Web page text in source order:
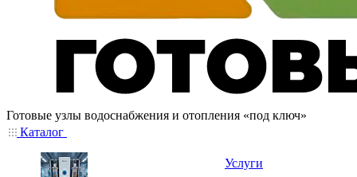
Готовые узлы водоснабжения и отопления «под ключ»
Каталог
Услуги